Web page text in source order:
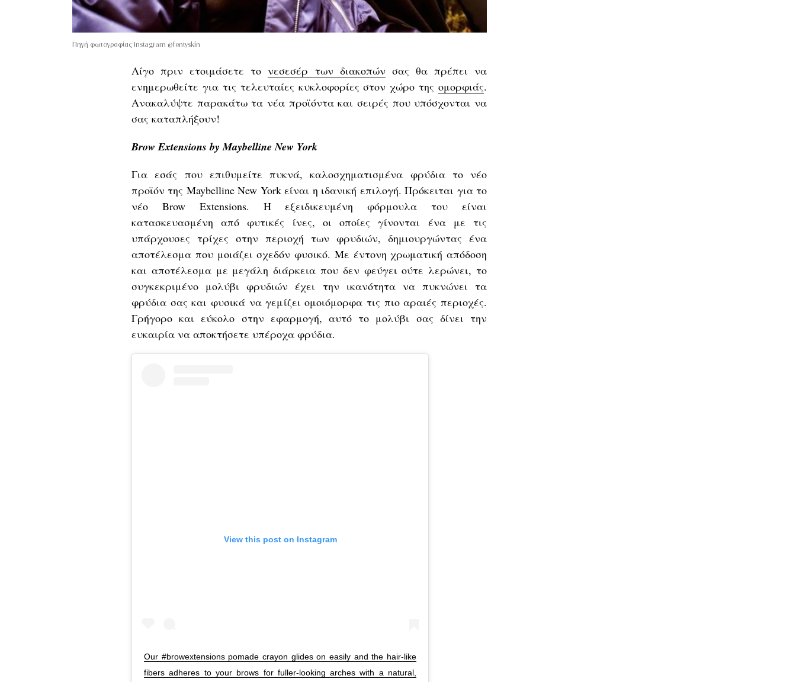
Πηγή φωτογραφίας Instagram @fentyskin
Λίγο πριν ετοιμάσετε τονεσεσέρ των διακοπών σας θα πρέπει να
ενημερωθείτε για τις τελευταίες κυκλοφορίες στον χώρο της ομορφιάς.
Ανακαλύψτε παρακάτω τα νέα προϊόντα και σειρές που υπόσχονται να
σας καταπλήξουν!
Brow Extensions by Maybelline New York
Για εσάς που επιθυμείτε πυκνά, καλοσχηματισμένα φρύδια το νέο
προϊόν της Maybelline New York είναι η ιδανική επιλογή. Πρόκειται για το
νέο Brow Extensions. Η εξειδικευμένη φόρμουλα του είναι
κατασκευασμένη από φυτικές ίνες, οι οποίες γίνονται ένα με τις
υπάρχουσες τρίχες στην περιοχή των φρυδιών, δημιουργώντας ένα
αποτέλεσμα που μοιάζει σχεδόν φυσικό. Με έντονη χρωματική απόδοση
και αποτέλεσμα με μεγάλη διάρκεια που δεν φεύγει ούτε λερώνει, το
συγκεκριμένο μολύβι φρυδιών έχει την ικανότητα να πυκνώνει τα
φρύδια σας και φυσικά να γεμίζει ομοιόμορφα τις πιο αραιές περιοχές.
Γρήγορο και εύκολο στην εφαρμογή, αυτό το μολύβι σας δίνει την
ευκαιρία να αποκτήσετε υπέροχα φρύδια.
View this post on Instagram
Our #browextensions pomade crayon glides on easily and the hair-like
fibers adheres to your brows for fuller-looking arches with a natural,